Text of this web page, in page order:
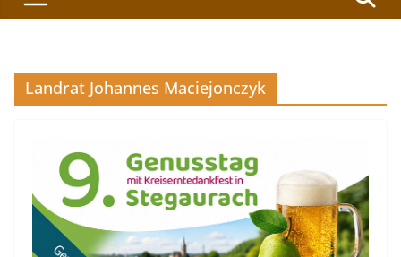
Landrat Johannes Maciejonczyk